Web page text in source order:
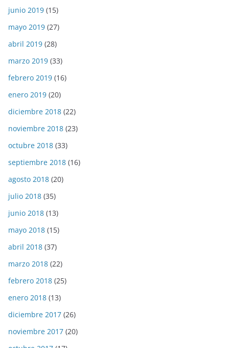
junio 2019 (15)
mayo 2019 (27)
abril 2019 (28)
marzo 2019 (33)
febrero 2019 (16)
enero 2019 (20)
diciembre 2018 (22)
noviembre 2018 (23)
octubre 2018 (33)
septiembre 2018 (16)
agosto 2018 (20)
julio 2018 (35)
junio 2018 (13)
mayo 2018 (15)
abril 2018 (37)
marzo 2018 (22)
febrero 2018 (25)
enero 2018 (13)
diciembre 2017 (26)
noviembre 2017 (20)